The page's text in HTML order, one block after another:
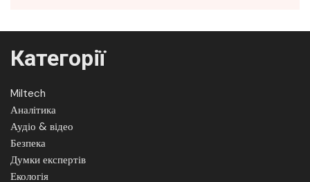
Категорії
Miltech
Аналітика
Аудіо & відео
Безпека
Думки експертів
Екологія